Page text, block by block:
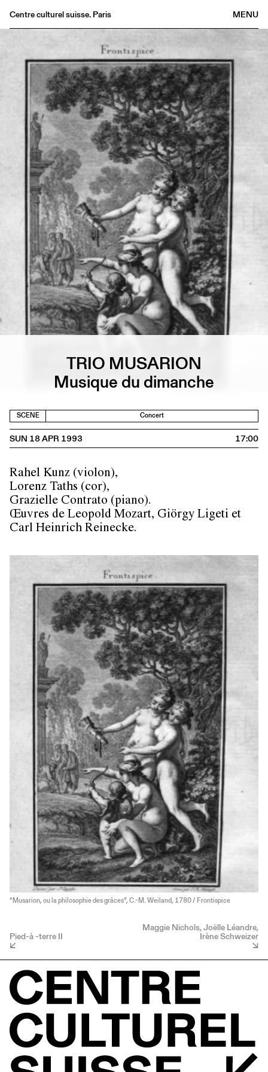
MENU
Centre culturel suisse. Paris
Bookshop
Archives
Medias
Publications
About
EN
TRIO MUSARION
Musique du dimanche
SCENE Concert
SUN 18 APR 1993 17:00
Rahel Kunz (violon),
Lorenz Taths (cor),
Grazielle Contrato (piano).
Œuvres de Leopold Mozart, Giörgy Ligeti et
Carl Heinrich Reinecke.
“Musarion, ou la philosophie des grâces”, C.-M. Weiland, 1780 / Frontispice
Pied-à -terre II
Maggie Nichols, Joëlle Léandre,
Irène Schweizer